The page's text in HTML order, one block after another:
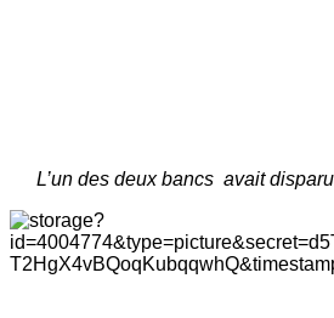
L’un des deux bancs avait